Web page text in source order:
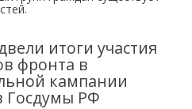
итоги участия
фронта в
кампании
Госдумы РФ